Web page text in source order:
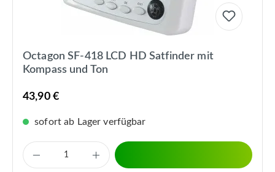
Octagon SF-418 LCD HD Satfinder mit
Kompass und Ton
43,90 €
sofort ab Lager verfügbar